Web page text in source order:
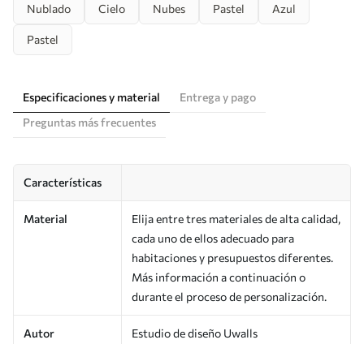
Nublado Cielo Nubes Pastel Azul
Pastel
Especificaciones y material
Entrega y pago
Preguntas más frecuentes
Características
Material
Elija entre tres materiales de alta calidad,
cada uno de ellos adecuado para
habitaciones y presupuestos diferentes.
Más información a continuación o
durante el proceso de personalización.
Autor Estudio de diseño Uwalls